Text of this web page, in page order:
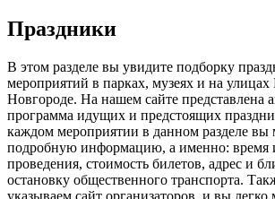
Праздники
В этом разделе вы увидите подборку
мероприятий в парках, музеях и на
Новгороде. На нашем сайте представлена
программа идущих и предстоящих
каждом мероприятии в данном разделе вы
подробную информацию, а именно: время
проведения, стоимость билетов, адрес и
остановку общественного транспорта.
указываем сайт организаторов, и вы легко